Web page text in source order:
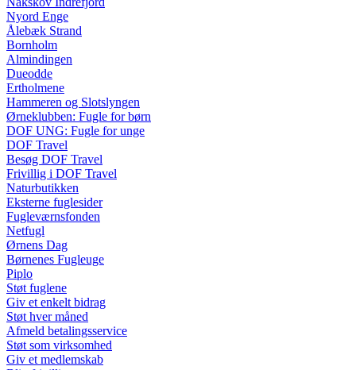
Nyord Enge
Ålebæk Strand
Bornholm
Almindingen
Dueodde
Ertholmene
Hammeren og Slotslyngen
Ørneklubben: Fugle for børn
DOF UNG: Fugle for unge
DOF Travel
Besøg DOF Travel
Frivillig i DOF Travel
Naturbutikken
Eksterne fuglesider
Fugleværnsfonden
Netfugl
Ørnens Dag
Børnenes Fugleuge
Piplo
Støt fuglene
Giv et enkelt bidrag
Støt hver måned
Afmeld betalingsservice
Støt som virksomhed
Giv et medlemskab